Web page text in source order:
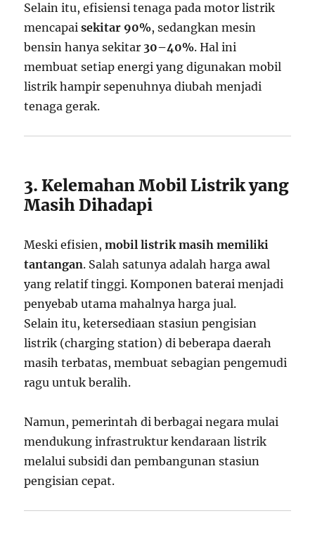
Selain itu, efisiensi tenaga pada motor listrik
mencapaisekitar 90%, sedangkan mesin
bensin hanya sekitar 30–40%. Hal ini
membuat setiap energi yang digunakan mobil
listrik hampir sepenuhnya diubah menjadi
tenaga gerak.
3. Kelemahan Mobil Listrik yang
Masih Dihadapi
Meski efisien,mobil listrik masih memiliki
tantangan. Salah satunya adalah harga awal
yang relatif tinggi. Komponen baterai menjadi
penyebab utama mahalnya harga jual.
Selain itu, ketersediaan stasiun pengisian
listrik (charging station) di beberapa daerah
masih terbatas, membuat sebagian pengemudi
ragu untuk beralih.
Namun, pemerintah di berbagai negara mulai
mendukung infrastruktur kendaraan listrik
melalui subsidi dan pembangunan stasiun
pengisian cepat.